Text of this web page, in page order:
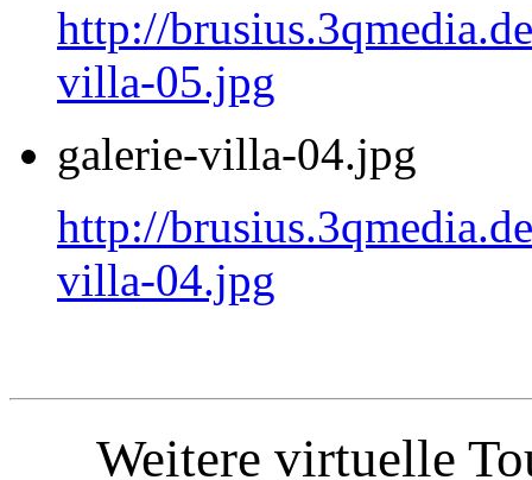
http://
villa-05.jpg
galerie-villa-04.jpg
http://
villa-04.jpg
Weitere virtuelle